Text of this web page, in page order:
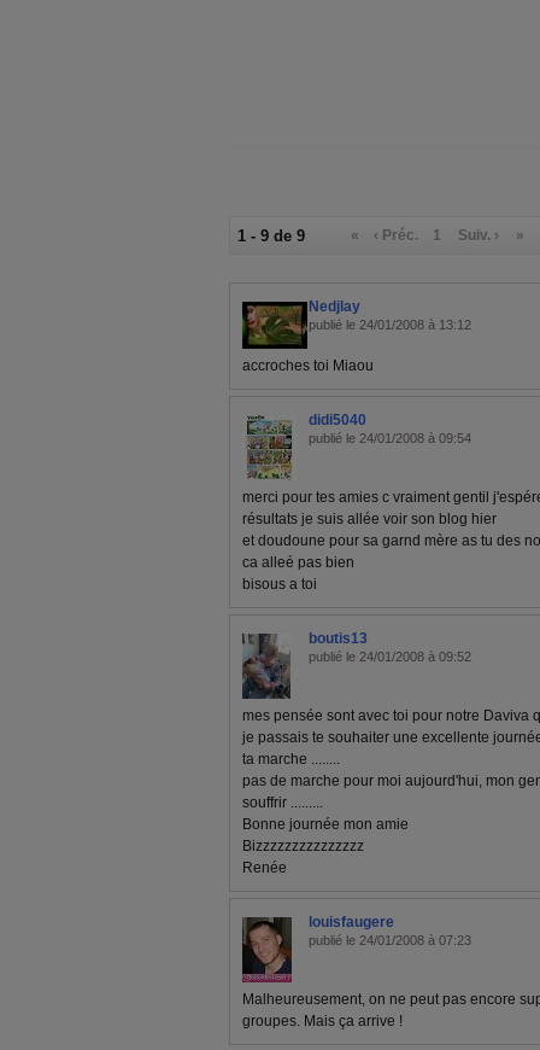
1 - 9 de 9 « ‹ Préc. 1 Suiv. › »
Nedjlay
publié le 24/01/2008 à 13:12
accroches toi Miaou
didi5040
publié le 24/01/2008 à 09:54
merci pour tes amies c vraiment gentil
résultats je suis allée voir son blog hier
et doudoune pour sa garnd mère as tu des
ca alleé pas bien
bisous a toi
boutis13
publié le 24/01/2008 à 09:52
mes pensée sont avec toi pour notre Daviva
je passais te souhaiter une excellente
ta marche ........
pas de marche pour moi aujourd'hui, mon
souffrir .........
Bonne journée mon amie
Bizzzzzzzzzzzzzzz
Renée
louisfaugere
publié le 24/01/2008 à 07:23
Malheureusement, on ne peut pas encore
groupes. Mais ça arrive !